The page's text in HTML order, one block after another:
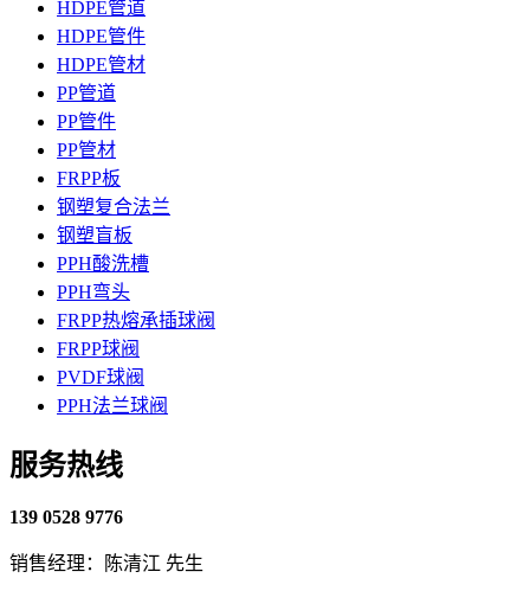
HDPE管道
HDPE管件
HDPE管材
PP管道
PP管件
PP管材
FRPP板
钢塑复合法兰
钢塑盲板
PPH酸洗槽
PPH弯头
FRPP热熔承插球阀
FRPP球阀
PVDF球阀
PPH法兰球阀
服务热线
139 0528 9776
销售经理：陈清江 先生